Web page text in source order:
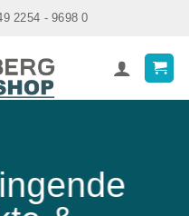
2254 - 9698 0